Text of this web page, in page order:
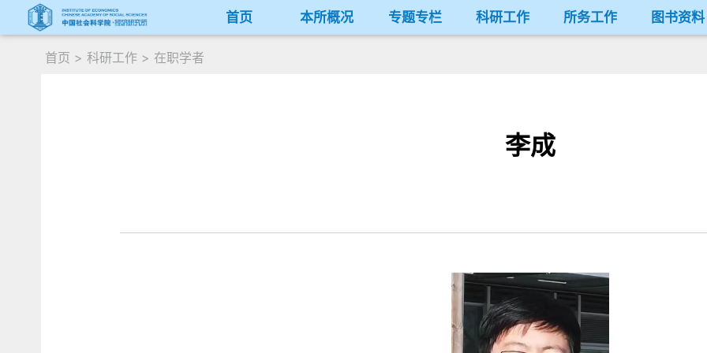
首页 本所概况 专题专栏 科研工作 所务工作 图书资料
首页 > 科研工作 > 在职学者
李成